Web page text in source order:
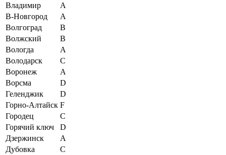
Владимир
A
В-Новгород
A
Волгоград
B
Волжский
B
Вологда
A
Володарск
C
Воронеж
A
Ворсма
D
Геленджик
D
Горно-Алтайск F
Городец
C
Горячий ключ
D
Дзержинск
A
Дубовка
C